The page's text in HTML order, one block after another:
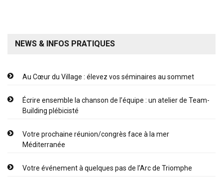
NEWS & INFOS PRATIQUES
Au Cœur du Village : élevez vos séminaires au sommet
Écrire ensemble la chanson de l’équipe : un atelier de Team-
Building plébicisté
Votre prochaine réunion/congrès face à la mer
Méditerranée
Votre événement à quelques pas de l’Arc de Triomphe